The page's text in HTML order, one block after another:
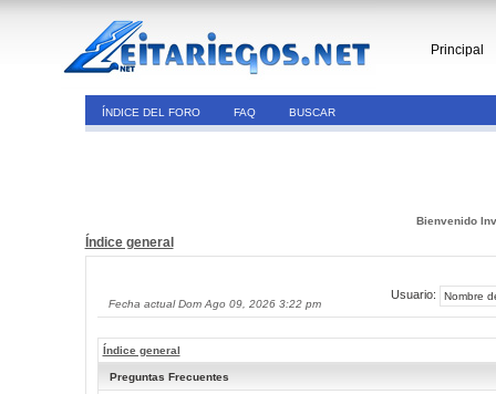
Principal
ÍNDICE DEL FORO FAQ BUSCAR
Bienvenido
Índice general
Fecha actual Dom Ago 09, 2026 3:22 pm
Usuario:
Índice general
Preguntas Frecuentes